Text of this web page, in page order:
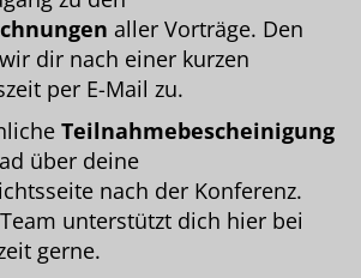
aller Vorträge. Den
dir nach einer kurzen
per E-Mail zu.
Teilnahmebescheinigung
über deine
nach der Konferenz.
unterstützt dich hier bei
gerne.